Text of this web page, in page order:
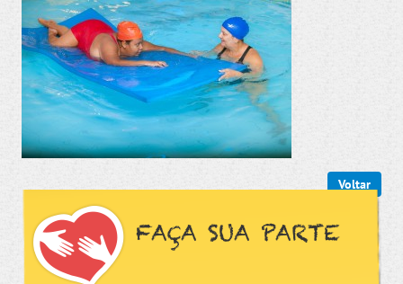
Voltar
FAÇA SUA PARTE